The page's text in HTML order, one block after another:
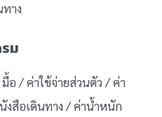
าง
ม
อ / ค่าใช้จ่ายส่วนตัว / ค่า
งสือเดินทาง / ค่าน้ำหนัก